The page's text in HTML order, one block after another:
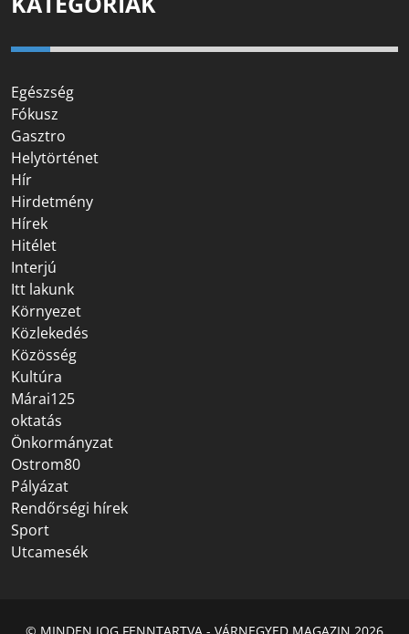
Egészség
Fókusz
Gasztro
Helytörténet
Hír
Hirdetmény
Hírek
Hitélet
Interjú
Itt lakunk
Környezet
Közlekedés
Közösség
Kultúra
Márai125
oktatás
Önkormányzat
Ostrom80
Pályázat
Rendőrségi hírek
Sport
Utcamesék